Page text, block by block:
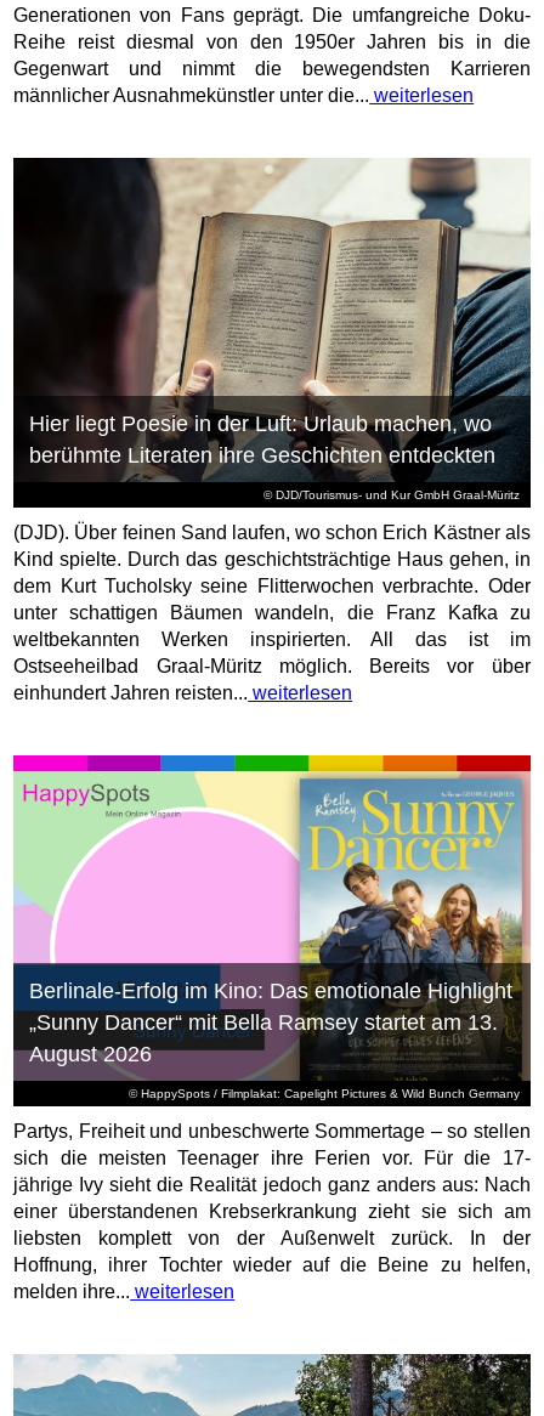
Generationen von Fans geprägt. Die umfangreiche Doku-
Reihe reist diesmal von den 1950er Jahren bis in die
Gegenwart und nimmt die bewegendsten Karrieren
männlicher Ausnahmekünstler unter die... weiterlesen
© DJD/Tourismus- und Kur GmbH Graal-Müritz
Hier liegt Poesie in der Luft: Urlaub machen, wo
berühmte Literaten ihre Geschichten entdeckten
(DJD). Über feinen Sand laufen, wo schon Erich Kästner als
Kind spielte. Durch das geschichtsträchtige Haus gehen, in
dem Kurt Tucholsky seine Flitterwochen verbrachte. Oder
unter schattigen Bäumen wandeln, die Franz Kafka zu
weltbekannten Werken inspirierten. All das ist im
Ostseeheilbad Graal-Müritz möglich. Bereits vor über
einhundert Jahren reisten... weiterlesen
© HappySpots / Filmplakat: Capelight Pictures & Wild Bunch Germany
Berlinale-Erfolg im Kino: Das emotionale Highlight
„Sunny Dancer“ mit Bella Ramsey startet am 13.
August 2026
Partys, Freiheit und unbeschwerte Sommertage – so stellen
sich die meisten Teenager ihre Ferien vor. Für die 17-
jährige Ivy sieht die Realität jedoch ganz anders aus: Nach
einer überstandenen Krebserkrankung zieht sie sich am
liebsten komplett von der Außenwelt zurück. In der
Hoffnung, ihrer Tochter wieder auf die Beine zu helfen,
melden ihre... weiterlesen